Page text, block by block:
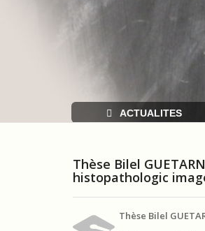
ACTUALITES
Thèse Bilel
histopathologic
Thèse Bilel